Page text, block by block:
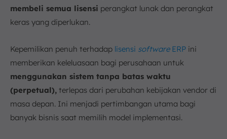
membeli semua lisensi perangkat lunak dan perangkat
keras yang diperlukan.
Kepemilikan penuh terhadap lisensi softwareERP ini
memberikan keleluasaan bagi perusahaan untuk
menggunakan sistem tanpa batas waktu
(perpetual), terlepas dari perubahan kebijakan vendor di
masa depan. Ini menjadi pertimbangan utama bagi
banyak bisnis saat memilih model implementasi.